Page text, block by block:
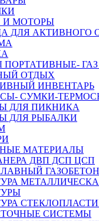
И МОТОРЫ
ДЛЯ АКТИВНОГО
ПОРТАТИВНЫЕ-
ОТДЫХ
ИНВЕНТАРЬ
СУМКИ-
ДЛЯ ПИКНИКА
ДЛЯ РЫБАЛКИ
МАТЕРИАЛЫ
ДВП ДСП ЦСП
СИСТЕМЫ